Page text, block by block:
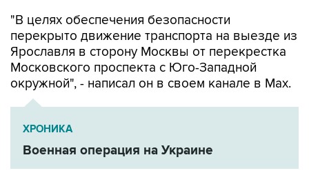
"В целях обеспечения безопасности
перекрыто движение транспорта на выезде из
Ярославля в сторону Москвы от перекрестка
Московского проспекта с Юго-Западной
окружной", - написал он в своем канале в Мах.
ХРОНИКА
Военная операция на Украине